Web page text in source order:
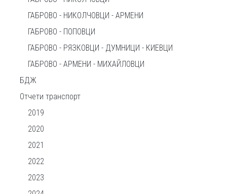
ГАБРОВО - НИКОЛЧОВЦИ - АРМЕНИ
ГАБРОВО - ПОПОВЦИ
ГАБРОВО - РЯЗКОВЦИ - ДУМНИЦИ - КИЕВЦИ
ГАБРОВО - АРМЕНИ - МИХАЙЛОВЦИ
БДЖ
Отчети транспорт
2019
2020
2021
2022
2023